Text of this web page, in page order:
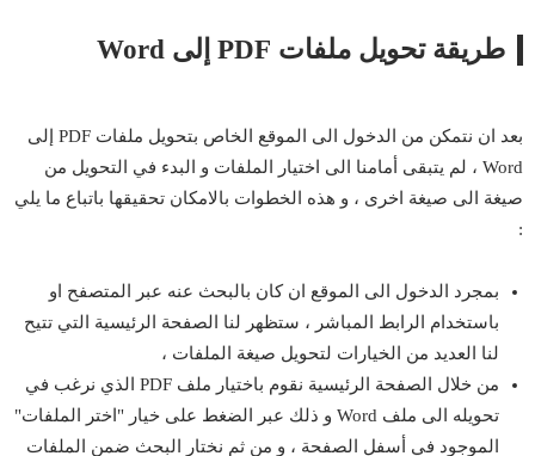
طريقة تحويل ملفات PDF إلى Word
بعد ان نتمكن من الدخول الى الموقع الخاص بتحويل ملفات PDF إلى
Word ، لم يتبقى أمامنا الى اختيار الملفات و البدء في التحويل من
صيغة الى صيغة اخرى ، و هذه الخطوات بالامكان تحقيقها باتباع ما يلي
:
بمجرد الدخول الى الموقع ان كان بالبحث عنه عبر المتصفح او
باستخدام الرابط المباشر ، ستظهر لنا الصفحة الرئيسية التي تتيح
لنا العديد من الخيارات لتحويل صيغة الملفات ،
من خلال الصفحة الرئيسية نقوم باختيار ملف PDF الذي نرغب في
تحويله الى ملف Word و ذلك عبر الضغط على خيار "اختر الملفات"
الموجود في أسفل الصفحة ، و من ثم نختار البحث ضمن الملفات